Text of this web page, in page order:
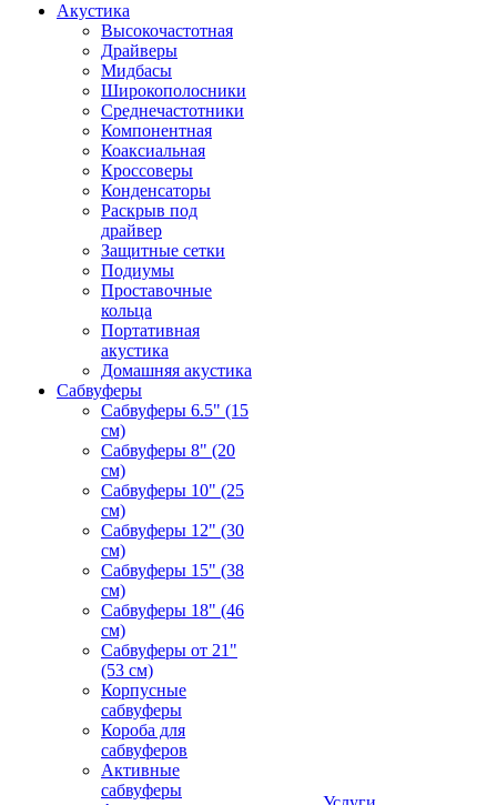
Акустика
Высокочастотная
Драйверы
Мидбасы
Широкополосники
Среднечастотники
Компонентная
Коаксиальная
Кроссоверы
Конденсаторы
Раскрыв под
драйвер
Защитные сетки
Подиумы
Проставочные
кольца
Портативная
акустика
Домашняя акустика
Сабвуферы
Сабвуферы 6.5" (15
см)
Сабвуферы 8" (20
см)
Сабвуферы 10" (25
см)
Сабвуферы 12" (30
см)
Сабвуферы 15" (38
см)
Сабвуферы 18" (46
см)
Сабвуферы от 21"
(53 см)
Корпусные
сабвуферы
Короба для
сабвуферов
Активные
сабвуферы